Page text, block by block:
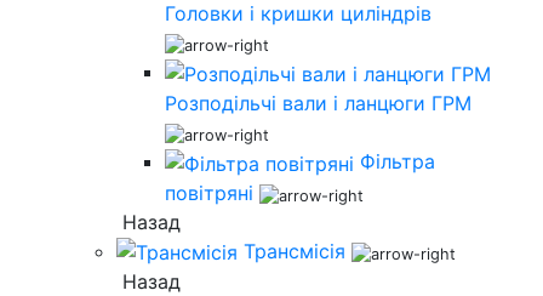
Головки і кришки циліндрів
Розподільчі вали і ланцюги ГРМ
Фільтра
повітряні
Назад
Трансмісія
Назад